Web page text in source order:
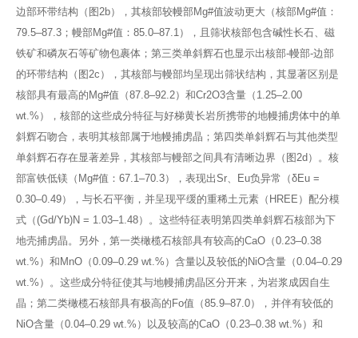
边部环带结构（图2b），其核部较幔部Mg#值波动更大（核部Mg#值：
79.5–87.3；幔部Mg#值：85.0–87.1），且筛状核部包含碱性长石、磁
铁矿和磷灰石等矿物包裹体；第三类单斜辉石也显示出核部-幔部-边部
的环带结构（图2c），其核部与幔部均呈现出筛状结构，其显著区别是
核部具有最高的Mg#值（87.8–92.2）和Cr2O3含量（1.25–2.00
wt.%），核部的这些成分特征与好梯黄长岩所携带的地幔捕虏体中的单
斜辉石吻合，表明其核部属于地幔捕虏晶；第四类单斜辉石与其他类型
单斜辉石存在显著差异，其核部与幔部之间具有清晰边界（图2d）。核
部富铁低镁（Mg#值：67.1–70.3），表现出Sr、Eu负异常（δEu =
0.30–0.49），与长石平衡，并呈现平缓的重稀土元素（HREE）配分模
式（(Gd/Yb)N = 1.03–1.48）。这些特征表明第四类单斜辉石核部为下
地壳捕虏晶。另外，第一类橄榄石核部具有较高的CaO（0.23–0.38
wt.%）和MnO（0.09–0.29 wt.%）含量以及较低的NiO含量（0.04–0.29
wt.%）。这些成分特征使其与地幔捕虏晶区分开来，为岩浆成因自生
晶；第二类橄榄石核部具有极高的Fo值（85.9–87.0），并伴有较低的
NiO含量（0.04–0.29 wt.%）以及较高的CaO（0.23–0.38 wt.%）和